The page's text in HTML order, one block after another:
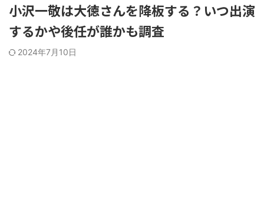
小沢一敬は大徳さんを降板する？いつ出演
するかや後任が誰かも調査
2024年7月10日